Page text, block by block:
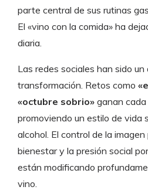
parte central de sus rutinas
El «vino con la comida» ha
diaria.
Las redes sociales han sido
transformación. Retos como
«octubre sobrio» ganan
promoviendo un estilo de vida
alcohol. El control de la
bienestar y la presión social
están modificando
vino.